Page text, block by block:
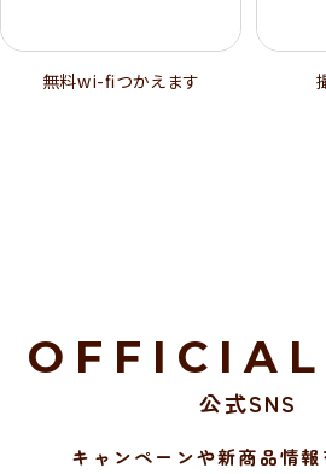
無料wi-ﬁつかえます
公式SNS
キャンペーンや新商品情報